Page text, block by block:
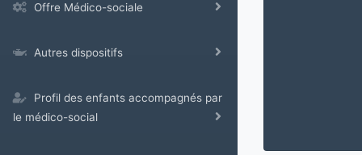
Offre Médico-sociale
Autres dispositifs
Profil des enfants accompagnés par
le médico-social